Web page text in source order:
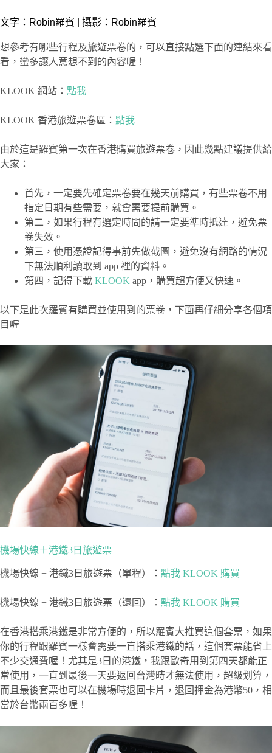
文字： Robin羅賓 | 攝影：Robin羅賓
想參考有哪些行程及旅遊票卷的，可以直接點選下面的連結來看
看，蠻多讓人意想不到的內容喔！
KLOOK 網站： 點我
KLOOK 香港旅遊票卷區： 點我
由於這是羅賓第一次在香港購買旅遊票卷，因此幾點建議提供給
大家：
首先，一定要先確定票卷要在幾天前購買，有些票卷不用
指定日期有些需要，就會需要提前購買。
第二，如果行程有選定時間的請一定要準時抵達，避免票
卷失效。
第三，使用憑證記得事前先做截圖，避免沒有網路的情況
下無法順利讀取到 app 裡的資料。
第四，記得下載 KLOOK app，購買超方便又快速。
以下是此次羅賓有購買並使用到的票卷，下面再仔細分享各個項
目喔
機場快線＋港鐵3日旅遊票
機場快線 + 港鐵3日旅遊票（單程）： 點我 KLOOK 購買
機場快線 + 港鐵3日旅遊票（還回）： 點我 KLOOK 購買
在香港搭乘港鐵是非常方便的，所以羅賓大推買這個套票，如果
你的行程跟羅賓一樣會需要一直搭乘港鐵的話，這個套票能省上
不少交通費喔！尤其是3日的港鐵，我跟歐奇用到第四天都能正
常使用，一直到最後一天要返回台灣時才無法使用，超級划算，
而且最後套票也可以在機場時退回卡片，退回押金為港幣50，相
當於台幣兩百多喔！